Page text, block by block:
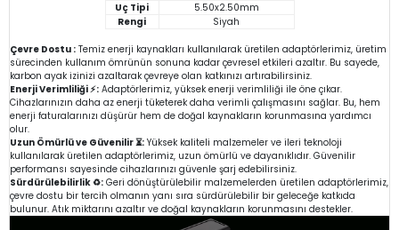
Uç Tipi
5.50x2.50mm
Rengi
Siyah
Çevre Dostu : Temiz enerji kaynakları kullanılarak üretilen adaptörlerimiz, üretim
sürecinden kullanım ömrünün sonuna kadar çevresel etkileri azaltır. Bu sayede,
karbon ayak izinizi azaltarak çevreye olan katkınızı artırabilirsiniz.
Enerji Verimliliği ⚡: Adaptörlerimiz, yüksek enerji verimliliği ile öne çıkar.
Cihazlarınızın daha az enerji tüketerek daha verimli çalışmasını sağlar. Bu, hem
enerji faturalarınızı düşürür hem de doğal kaynakların korunmasına yardımcı
olur.
Uzun Ömürlü ve Güvenilir ⏳: Yüksek kaliteli malzemeler ve ileri teknoloji
kullanılarak üretilen adaptörlerimiz, uzun ömürlü ve dayanıklıdır. Güvenilir
performansı sayesinde cihazlarınızı güvenle şarj edebilirsiniz.
Sürdürülebilirlik ♻️: Geri dönüştürülebilir malzemelerden üretilen adaptörlerimiz,
çevre dostu bir tercih olmanın yanı sıra sürdürülebilir bir geleceğe katkıda
bulunur. Atık miktarını azaltır ve doğal kaynakların korunmasını destekler.